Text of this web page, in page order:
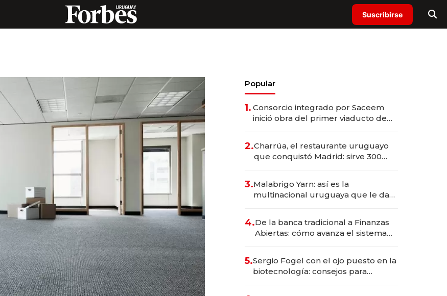
Suscribirse
Popular
1. Consorcio integrado por Saceem
inició obra del primer viaducto de
millones
2.Charrúa, el restaurante uruguayo
que conquistó Madrid: sirve 300
prepara apertura
3.Malabrigo Yarn: así es la
multinacional uruguaya que le da
4.De la banca tradicional a Finanzas
Abiertas: cómo avanza el sistema
5.Sergio Fogel con el ojo puesto en la
biotecnología: consejos para